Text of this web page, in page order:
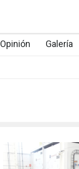
Opinión Galería